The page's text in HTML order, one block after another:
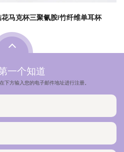
克杯三聚氰胺/竹纤维单耳杯
一个知道
下方输入您的电子邮件地址进行注册。